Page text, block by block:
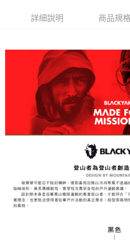
※ 請注意：結帳手續完成當下不需立刻繳
是否繳費成功／繳費後需取消欲退款等相
客戶支援中心」https://
【注意事項】
１．透過由恩沛科技股份有限公司提供之
易，需依本服務之必要範圍內提供個人資
權轉讓予恩沛科技股份有限公司。
２．關於個人資料處理事宜，請瀏覽以下
https://aftee.tw/terms/#terms3
３．未成年的使用者請事先徵得法定代理
「AFTEE先享後付」，若未經同意申辦者
４．使用「AFTEE先享後付」時，將依據
時審查核予不同之上限額度；若仍有額度
請求用戶進行身份認證。
５．嚴禁一人註冊多個帳號或使用他人資
恩沛科技股份有限公司將有權停止該用戶
每筆NT$60，滿NT$799(含以上)免運
7-11取貨付款
每筆NT$60，滿NT$799(含以上)免運
付款後7-11取貨
每筆NT$60，滿NT$799(含以上)免運
每筆NT$70，滿NT$799(含以上)免運
詳細說明 商品規